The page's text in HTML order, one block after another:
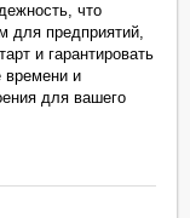
что
для предприятий,
и гарантировать
времени и
для вашего